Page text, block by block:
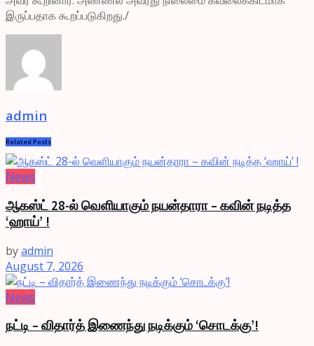
இருப்பதாக கூறப்படுகிறது./
admin
Related Posts
News
ஆகஸ்ட் 28-ல் வெளியாகும் நயன்தாரா – கவின் நடித்த
‘ஹாய்’ !
byadmin
August 7, 2026
News
நட்டி – விதார்த் இணைந்து நடிக்கும் ‘சொடக்கு’!